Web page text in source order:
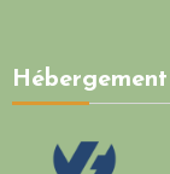
Hébergement